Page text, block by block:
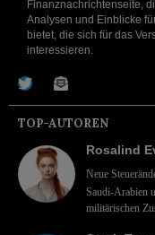
Finanznachrichtenseite,
Analysen und Einblicke
bietet, die sich für das
interessieren.
TOP-AUTOREN
Rosalind
Neue
Saudi-Arabien
militärischen